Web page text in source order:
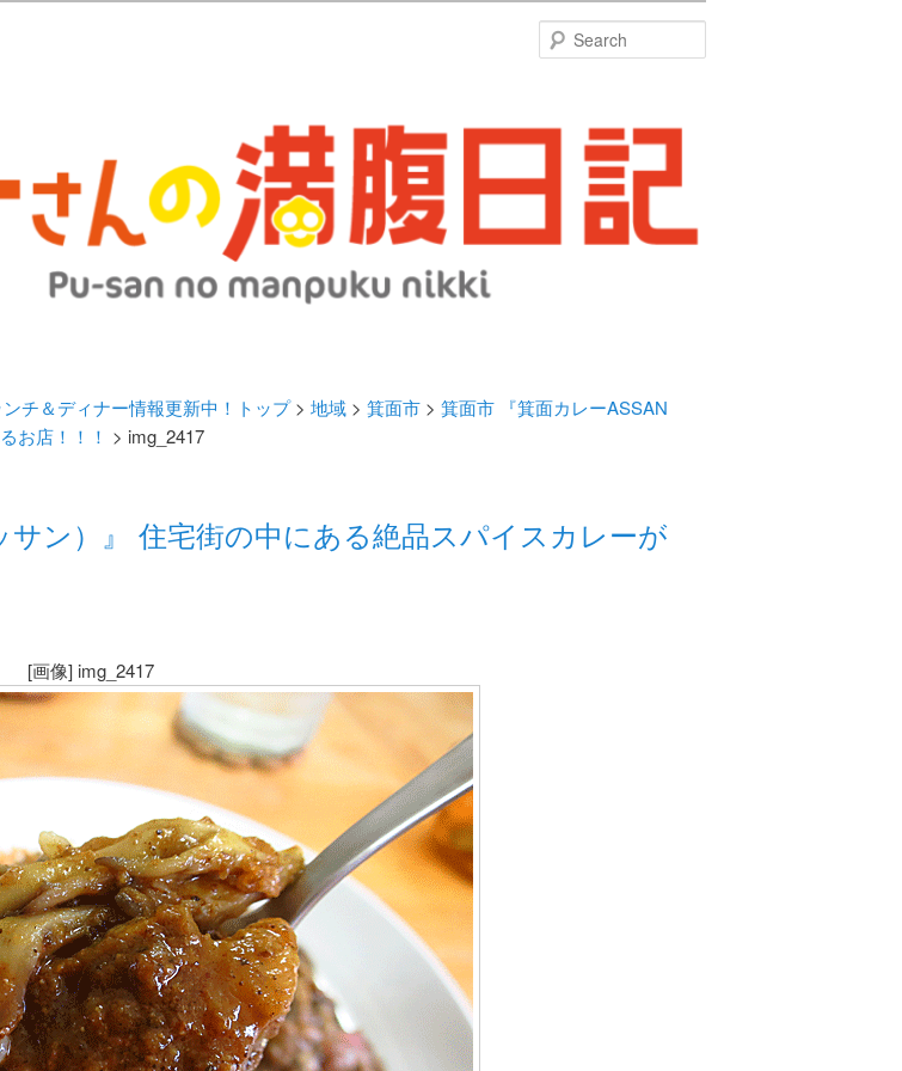
槻・茨木・吹田・
ナー情報更新中！
チ＆ディナー情報更新中！トップ> 地域> 箕面市> 箕面市 『箕面カレーASSAN
お店！！！ > img_2417
ン）』 住宅街の中にある絶品スパイスカレーが
[画像] img_2417